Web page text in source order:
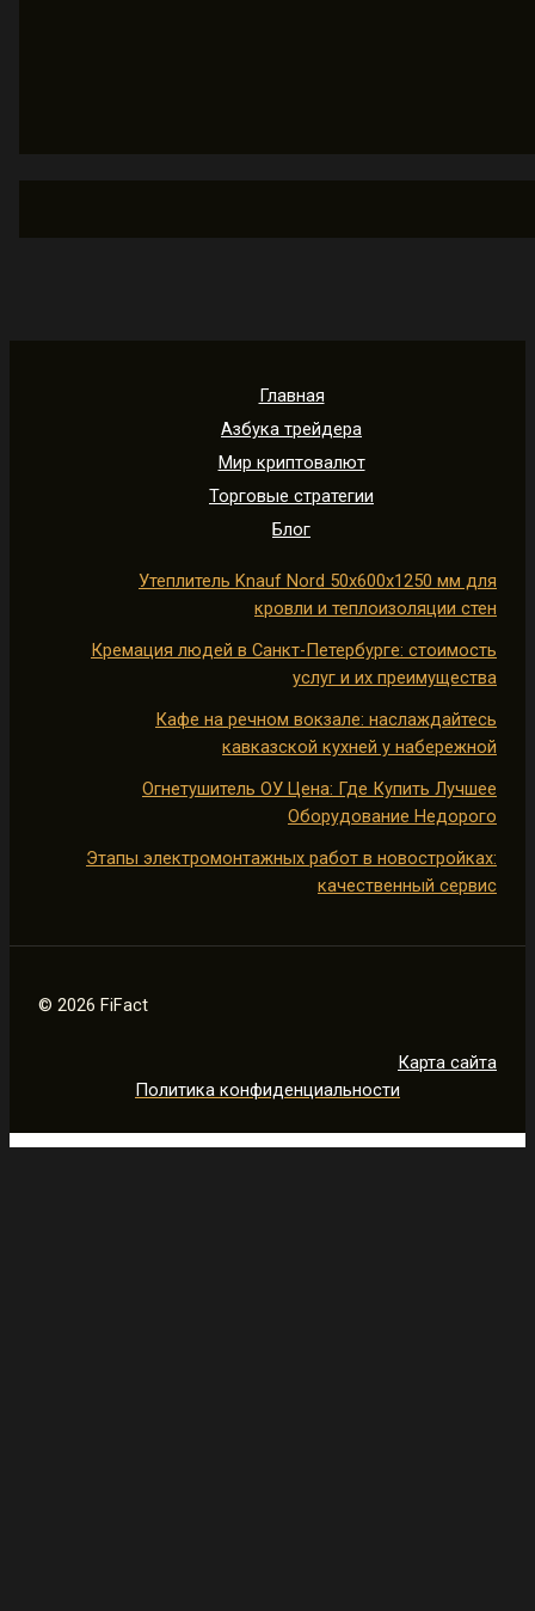
Главная
Азбука трейдера
Мир криптовалют
Торговые стратегии
Блог
Утеплитель Knauf Nord 50х600х1250 мм для
кровли и теплоизоляции стен
Кремация людей в Санкт-Петербурге: стоимость
услуг и их преимущества
Кафе на речном вокзале: наслаждайтесь
кавказской кухней у набережной
Огнетушитель ОУ Цена: Где Купить Лучшее
Оборудование Недорого
Этапы электромонтажных работ в новостройках:
качественный сервис
© 2026 FiFact
Карта сайта
Политика конфиденциальности